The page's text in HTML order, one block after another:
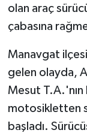
olan araç
çabasına
Manavgat
gelen olayda,
Mesut T.A.'nın
motosikletten
başladı.
Tarihi
Türkiye
Yerel